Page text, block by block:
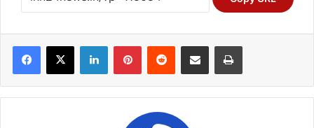
Facebook
X LinkedInPinterestReddit Share via Email Print